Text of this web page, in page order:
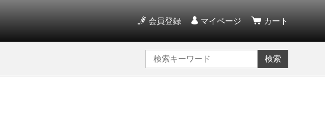
会員登録 マイページ カート
検索